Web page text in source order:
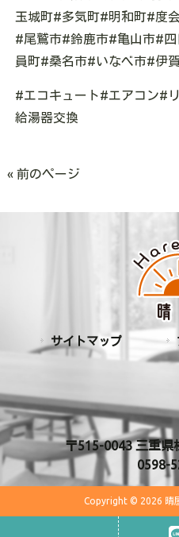
玉城町#多気町#明和町#度
#尾鷲市#鈴鹿市#亀山市#
員町#桑名市#いなべ市#伊
#エコキュート#エアコン#
給湯器交換
« 前のページ
サイトマップ
〒515-0043 三重県
0598-
Copyright © 2026 晴